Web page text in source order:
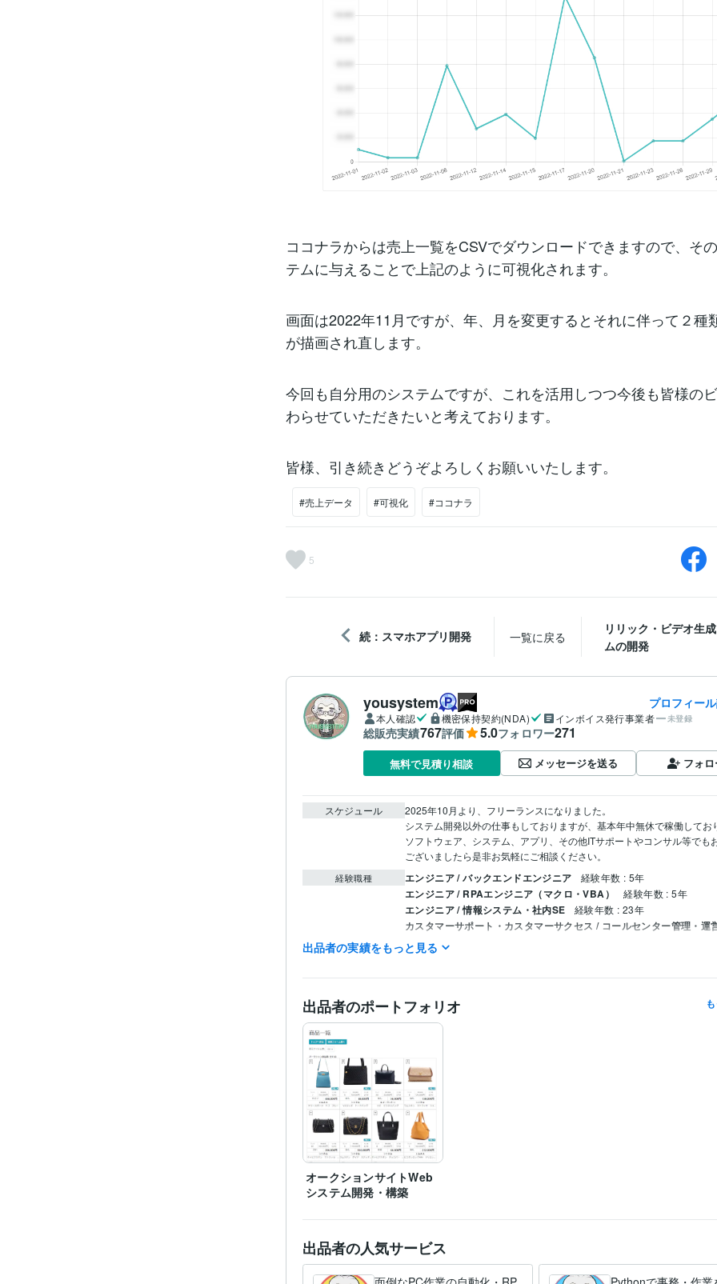
ココナラからは売上一覧をCSVでダウンロードできますので、そ
テムに与えることで上記のように可視化されます。
画面は2022年11月ですが、年、月を変更するとそれに伴って２種
が描画され直します。
今回も自分用のシステムですが、これを活用しつつ今後も皆様の
わらせていただきたいと考えております。
皆様、引き続きどうぞよろしくお願いいたします。
#売上データ #可視化 #ココナラ
5
続：スマホアプリ開発 一覧に戻る
リリック・ビデオ生
ムの開発
yousystem プロフィー
本人確認 機密保持契約(NDA) インボイス発行事業者 未登録
総販売実績767評価 5.0フォロワー271
無料で見積り相談 メッセージを送る フォ
スケジュール
2025年10月より、フリーランスになりました。
システム開発以外の仕事もしておりますが、基本年中無休で稼働してお
ソフトウェア、システム、アプリ、その他ITサポートやコンサル等でも
ございましたら是非お気軽にご相談ください。
経験職種 エンジニア / バックエンドエンジニア 経験年数 : 5年
エンジニア / RPAエンジニア（マクロ・VBA） 経験年数 : 5年
エンジニア / 情報システム・社内SE 経験年数 : 23年
カスタマーサポート・カスタマーサクセス / コールセンター管理・運
: 10年
資格・検定 メンタルヘルスマネジメント検定
情報セキュリティマネジメント
プログラミング言
語・フレームワーク
Bootstrap:3年
ビジネス・クリエイ
ティブツール
Stable Diffusion:2年
PowerPoint:25年
ゆっくりMovieMaker:1年
その他ツール Electron:0年
出品者の実績をもっと見る
出品者のポートフォリオ
オークションサイトWeb
システム開発・構築
出品者の人気サービス